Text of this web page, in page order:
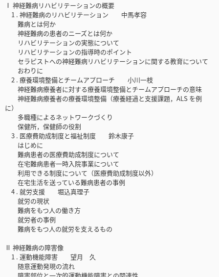
Ⅰ 神経難病リハビリテーションの概要
1 . 神経難病のリハビリテーション 中馬孝容
難病とは何か
神経難病の患者のニーズとは何か
リハビリテーションの実態について
リハビリテーションの指導時のポイント
セラピストへの神経難病リハビリテーションに関する教育について
おわりに
2 . 療養環境整備とチームアプローチ 小川一枝
神経難病療養者に対する療養環境整備とチームアプローチの意味
神経難病療養者の療養環境整備（療養経過と支援課題，ALS を例
に）
多職種によるネットワークづくり
保健所，保健師の役割
3 . 医療費助成制度と福祉制度 鈴木康子
はじめに
難病患者の医療費助成制度について
在宅難病患者一時入院事業について
利用できる制度について（医療費助成制度以外）
在宅生活を送っている難病患者の事例
4 . 就労支援 堀込真理子
就労の現状
難病をもつ人の働き方
就労者の事例
難病をもつ人の就労を支えるもの
Ⅱ 神経難病の障害像
1 . 運動機能障害 望月 久
随意運動発現の流れ